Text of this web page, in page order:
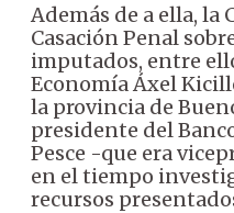
Además de a ella, la
Casación Penal
imputados, entre
Economía Áxel
la provincia de
presidente del
Pesce -que era
en el tiempo
recursos